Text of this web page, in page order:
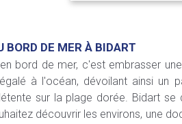
BORD DE MER À BIDART
bord de mer, c'est embrasser
à l'océan, dévoilant ainsi un
sur la plage dorée. Bidart
découvrir les environs, une